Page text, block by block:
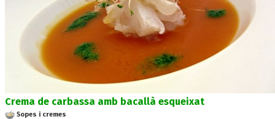
Crema de carbassa amb bacallà esqueixat
Sopes i cremes